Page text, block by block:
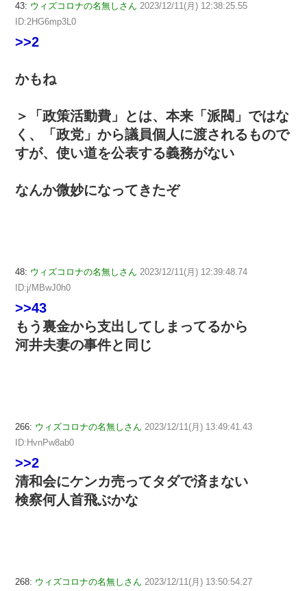
43: ウィズコロナの名無しさん 2023/12/11(月) 12:38:25.55
ID:2HG6mp3L0
>>2
かもね
＞「政策活動費」とは、本来「派閥」ではな
く、「政党」から議員個人に渡されるもので
すが、使い道を公表する義務がない
なんか微妙になってきたぞ
48: ウィズコロナの名無しさん 2023/12/11(月) 12:39:48.74
ID:j/MBwJ0h0
>>43
もう裏金から支出してしまってるから
河井夫妻の事件と同じ
266: ウィズコロナの名無しさん 2023/12/11(月) 13:49:41.43
ID:HvnPw8ab0
>>2
清和会にケンカ売ってタダで済まない
検察何人首飛ぶかな
268: ウィズコロナの名無しさん 2023/12/11(月) 13:50:54.27